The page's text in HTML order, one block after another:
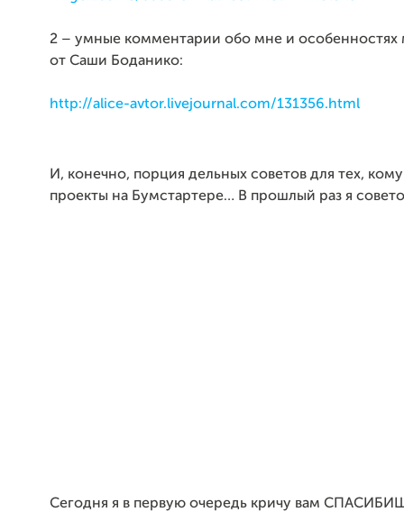
2 – умные комментарии обо мне и особенностях
от Саши Боданико:
http://alice-avtor.livejournal.com/131356.html
И, конечно, порция дельных советов для тех,
проекты на Бумстартере… В прошлый раз я
Сегодня я в первую очередь кричу вам